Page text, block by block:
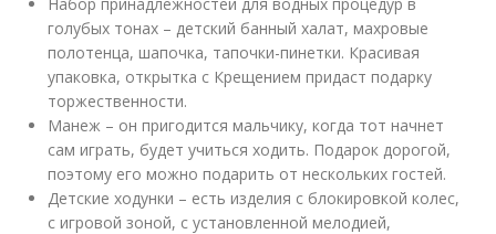
голубых тонах – детский банный халат, махровые
полотенца, шапочка, тапочки-пинетки. Красивая
упаковка, открытка с Крещением придаст подарку
торжественности.
Манеж – он пригодится мальчику, когда тот начнет
сам играть, будет учиться ходить. Подарок дорогой,
поэтому его можно подарить от нескольких гостей.
Детские ходунки – есть изделия с блокировкой колес,
с игровой зоной, с установленной мелодией,